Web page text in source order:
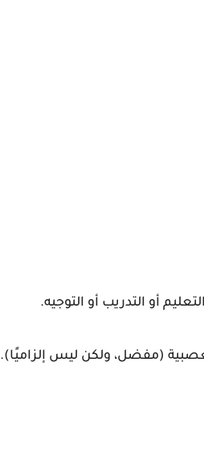
أو التدريب أو التوجيه.
(مفضل، ولكن ليس إلزاميًا).